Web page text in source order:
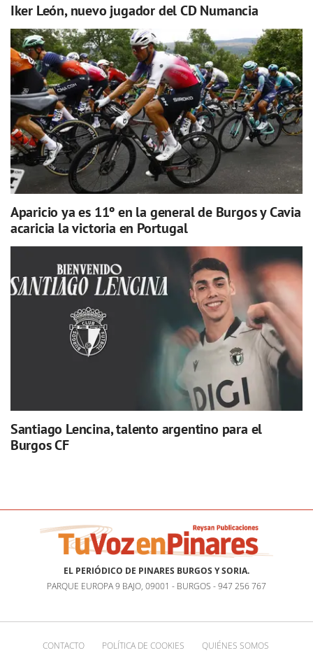
Iker León, nuevo jugador del CD Numancia
Aparicio ya es 11º en la general de Burgos y Cavia
acaricia la victoria en Portugal
Santiago Lencina, talento argentino para el
Burgos CF
EL PERIÓDICO DE PINARES BURGOS Y SORIA.
PARQUE EUROPA 9 BAJO, 09001 - BURGOS - 947 256 767
CONTACTO POLÍTICA DE COOKIES QUIÉNES SOMOS